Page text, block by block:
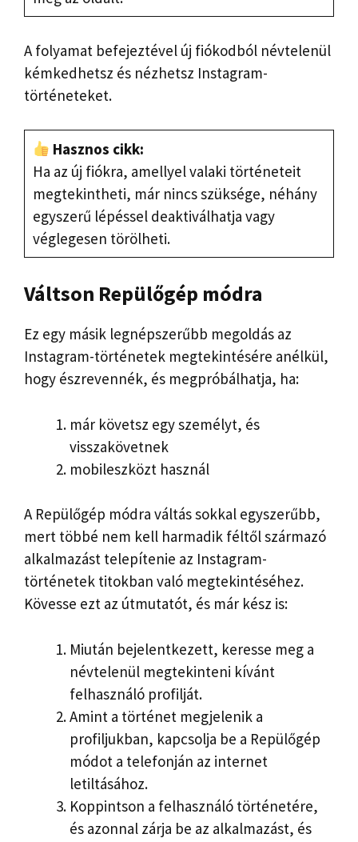
A folyamat befejeztével új fiókodból névtelenül
kémkedhetsz és nézhetsz Instagram-
történeteket.
Hasznos cikk:
Ha az új fiókra, amellyel valaki történeteit
megtekintheti, már nincs szüksége, néhány
egyszerű lépéssel deaktiválhatja vagy
véglegesen törölheti.
Váltson Repülőgép módra
Ez egy másik legnépszerűbb megoldás az
Instagram-történetek megtekintésére anélkül,
hogy észrevennék, és megpróbálhatja, ha:
már követsz egy személyt, és
visszakövetnek
mobileszközt használ
A Repülőgép módra váltás sokkal egyszerűbb,
mert többé nem kell harmadik féltől származó
alkalmazást telepítenie az Instagram-
történetek titokban való megtekintéséhez.
Kövesse ezt az útmutatót, és már kész is:
Miután bejelentkezett, keresse meg a
névtelenül megtekinteni kívánt
felhasználó profilját.
Amint a történet megjelenik a
profiljukban, kapcsolja be a Repülőgép
módot a telefonján az internet
letiltásához.
Koppintson a felhasználó történetére,
és azonnal zárja be az alkalmazást, és